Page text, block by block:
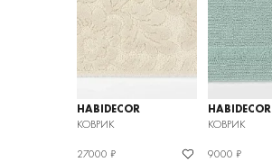
HABIDECOR
КОВРИК
27000 ₽
HABIDECOR
КОВРИК
9000 ₽